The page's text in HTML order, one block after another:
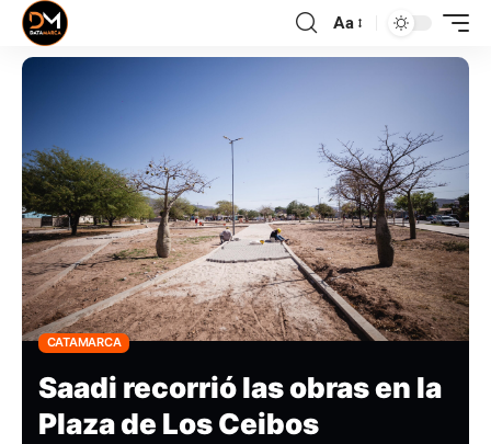
Aa
CATAMARCA
Saadi recorrió las obras en la
Plaza de Los Ceibos